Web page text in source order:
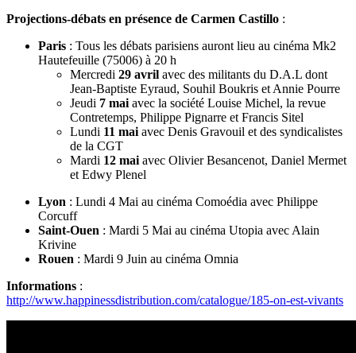
Projections-débats en présence de Carmen Castillo :
Paris : Tous les débats parisiens auront lieu au cinéma Mk2
Hautefeuille (75006) à 20 h
Mercredi 29 avril avec des militants du D.A.L dont
Jean-Baptiste Eyraud, Souhil Boukris et Annie Pourre
Jeudi 7 mai avec la société Louise Michel, la revue
Contretemps, Philippe Pignarre et Francis Sitel
Lundi 11 mai avec Denis Gravouil et des syndicalistes
de la CGT
Mardi 12 mai avec Olivier Besancenot, Daniel Mermet
et Edwy Plenel
Lyon : Lundi 4 Mai au cinéma Comoédia avec Philippe
Corcuff
Saint-Ouen : Mardi 5 Mai au cinéma Utopia avec Alain
Krivine
Rouen : Mardi 9 Juin au cinéma Omnia
Informations :
http://www.happinessdistribution.com/catalogue/185-on-est-vivants